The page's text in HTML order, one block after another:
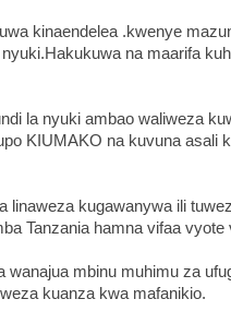
kinaendelea .kwenye
na maarifa
la nyuki ambao waliweza
KIUMAKO na kuvuna asali
linaweza kugawanywa ili
Tanzania hamna vifaa vyote
wanajua mbinu muhimu za
kuanza kwa mafanikio.